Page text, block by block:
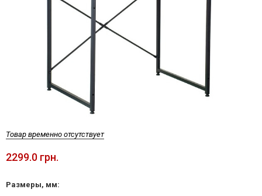
Товар временно отсутствует
2299.0 грн.
Размеры, мм: